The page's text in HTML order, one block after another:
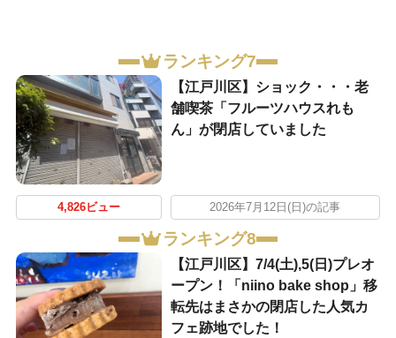
ランキング7
【江戸川区】ショック・・・老
舗喫茶「フルーツハウスれも
ん」が閉店していました
4,826ビュー 2026年7月12日(日)の記事
ランキング8
【江戸川区】7/4(土),5(日)プレオ
ープン！「niino bake shop」移
転先はまさかの閉店した人気カ
フェ跡地でした！